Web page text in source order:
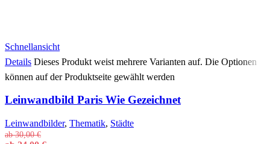
Schnellansicht
Details Dieses Produkt weist mehrere Varianten auf. Die Optionen
können auf der Produktseite gewählt werden
Leinwandbild Paris Wie Gezeichnet
Leinwandbilder, Thematik, Städte
ab30,00€